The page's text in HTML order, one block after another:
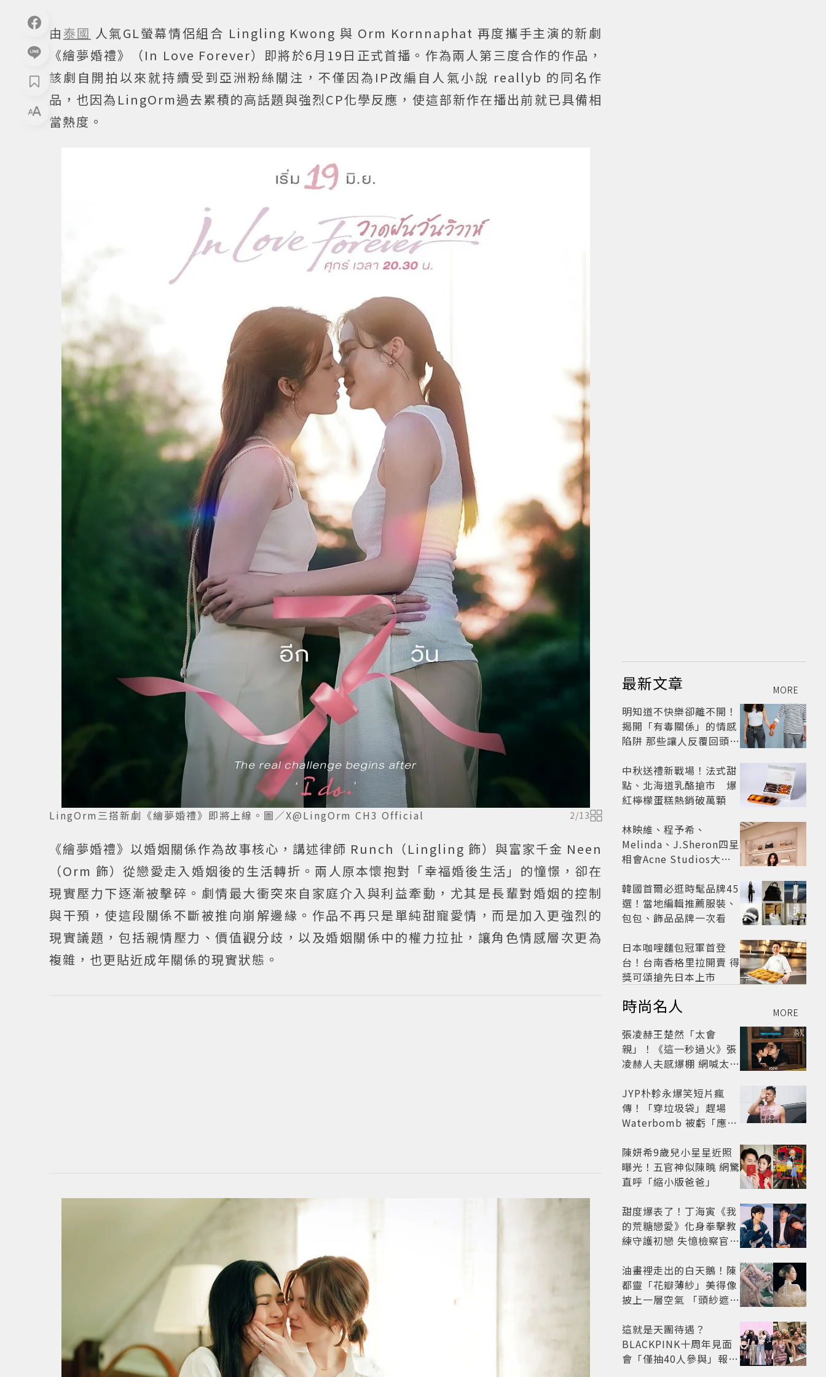
由 泰國 人氣GL螢幕情侶組合 Lingling Kwong 與 Orm Kornnaphat 再度攜手主演的新劇
《繪夢婚禮》（In Love Forever）即將於6月19日正式首播。作為兩人第三度合作的作品，
該劇自開拍以來就持續受到亞洲粉絲關注，不僅因為IP改編自人氣小說 reallyb 的同名作
品，也因為LingOrm過去累積的高話題與強烈CP化學反應，使這部新作在播出前就已具備相
當熱度。
LingOrm三搭新劇《繪夢婚禮》即將上線。圖／X@LingOrm CH3 Official 2/13
《繪夢婚禮》以婚姻關係作為故事核心，講述律師 Runch（Lingling 飾）與富家千金 Neen
（Orm 飾）從戀愛走入婚姻後的生活轉折。兩人原本懷抱對「幸福婚後生活」的憧憬，卻在
現實壓力下逐漸被擊碎。劇情最大衝突來自家庭介入與利益牽動，尤其是長輩對婚姻的控制
與干預，使這段關係不斷被推向崩解邊緣。作品不再只是單純甜寵愛情，而是加入更強烈的
現實議題，包括親情壓力、價值觀分歧，以及婚姻關係中的權力拉扯，讓角色情感層次更為
複雜，也更貼近成年關係的現實狀態。
最新文章 MORE
明知道不快樂卻離不開！
揭開「有毒關係」的情感
陷阱 那些讓人反覆回頭的
戒？
中秋送禮新戰場！法式甜
點、北海道乳酪搶市 爆
紅檸檬蛋糕熱銷破萬顆
林映維、程予希、
Melinda、J.Sheron四星
相會Acne Studios大曬
韓國首爾必逛時髦品牌45
選！當地編輯推薦服裝、
包包、飾品品牌一次看
日本咖哩麵包冠軍首登
台！台南香格里拉開賣 得
獎可頌搶先日本上市
時尚名人 MORE
張凌赫王楚然「太會
親」！《這一秒過火》張
凌赫人夫感爆棚 網喊太有
JYP朴軫永爆笑短片瘋
傳！「穿垃圾袋」趕場
Waterbomb 被虧「應該
陳妍希9歲兒小星星近照
曝光！五官神似陳曉 網驚
直呼「縮小版爸爸」
甜度爆表了！丁海寅《我
的荒糖戀愛》化身拳擊教
練守護初戀 失憶檢察官×
劇
油畫裡走出的白天鵝！陳
都靈「花瓣薄紗」美得像
披上一層空氣 「頭紗遮
太仙
這就是天團待遇？
BLACKPINK十周年見面
會「僅抽40人參與」報名